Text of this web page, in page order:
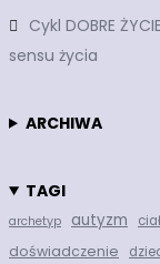
Cykl DOBRE
sensu życia
ARCHIWA
TAGI
archetyp autyzm
doświadczenie